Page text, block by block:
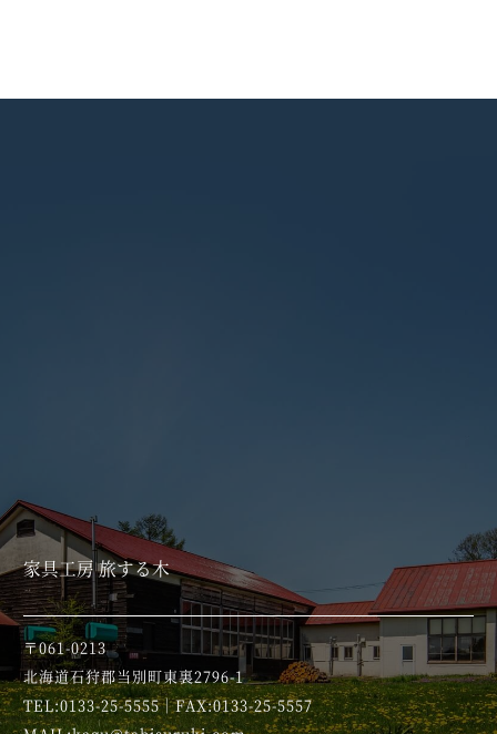
家具工房 旅する木
〒061-0213
北海道石狩郡当別町東裏2796-1
TEL:0133-25-5555｜FAX:0133-25-5557